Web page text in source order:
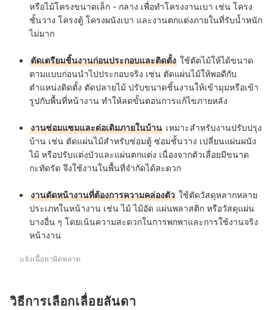
หรือไม้โครงขนาดเล็ก - กลาง เพื่อทำโครงงานเบา เช่น โครง
ชั้นวาง โครงตู้ โครงผนังเบา และงานตกแต่งภายในที่รับน้ำหนัก
ไม่มาก
ตัดเตรียมชิ้นงานก่อนประกอบและติดตั้ง ใช้ตัดไม้ให้ได้ขนาด
ตามแบบก่อนนำไปประกอบจริง เช่น ตัดแผ่นไม้ให้พอดีกับ
ตำแหน่งติดตั้ง ตัดปลายไม้ ปรับขนาดชิ้นงานให้เข้ามุมหรือเข้า
รูปกับพื้นที่หน้างาน ทำให้ลดขั้นตอนการแก้ไขภายหลัง
งานซ่อมแซมและต่อเติมภายในบ้าน เหมาะสำหรับงานปรับปรุง
บ้าน เช่น ตัดแผ่นไม้สำหรับซ่อมตู้ ซ่อมชั้นวาง เปลี่ยนแผ่นผนัง
ไม้ หรือปรับแต่งบัวและแผ่นตกแต่ง เนื่องจากตัวเลื่อยมีขนาด
กะทัดรัด จึงใช้งานในพื้นที่จำกัดได้สะดวก
งานตัดหน้างานที่ต้องการความคล่องตัว ใช้ตัดวัสดุหลากหลาย
ประเภทในหน้างาน เช่น ไม้ ไม้อัด แผ่นพลาสติก หรือวัสดุแผ่น
บางอื่น ๆ โดยเน้นความสะดวกในการพกพาและการใช้งานจริง
หน้างาน
แจ้งเนื้อหาผิดพลาด
วิธีการเลือกเลื่อยลันดา